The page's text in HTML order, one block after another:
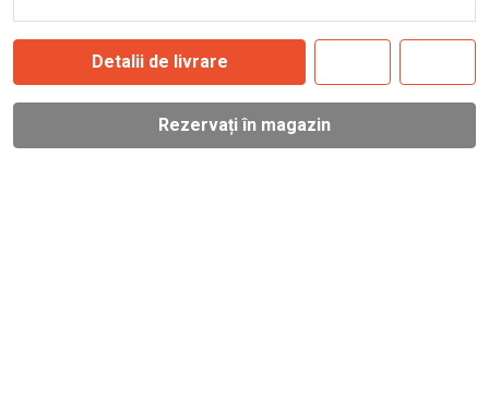
Detalii de livrare
Rezervați în magazin